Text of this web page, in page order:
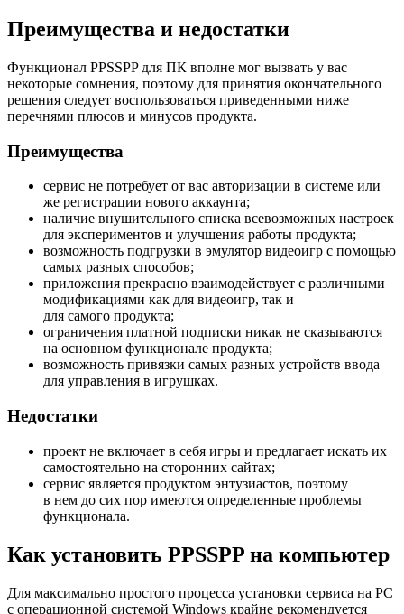
Преимущества и недостатки
Функционал PPSSPP для ПК вполне мог вызвать у вас
некоторые сомнения, поэтому для принятия окончательного
решения следует воспользоваться приведенными ниже
перечнями плюсов и минусов продукта.
Преимущества
сервис не потребует от вас авторизации в системе или
же регистрации нового аккаунта;
наличие внушительного списка всевозможных настроек
для экспериментов и улучшения работы продукта;
возможность подгрузки в эмулятор видеоигр с помощью
самых разных способов;
приложения прекрасно взаимодействует с различными
модификациями как для видеоигр, так и
для самого продукта;
ограничения платной подписки никак не сказываются
на основном функционале продукта;
возможность привязки самых разных устройств ввода
для управления в игрушках.
Недостатки
проект не включает в себя игры и предлагает искать их
самостоятельно на сторонних сайтах;
сервис является продуктом энтузиастов, поэтому
в нем до сих пор имеются определенные проблемы
функционала.
Как установить PPSSPP на компьютер
Для максимально простого процесса установки сервиса на PC
с операционной системой Windows крайне рекомендуется